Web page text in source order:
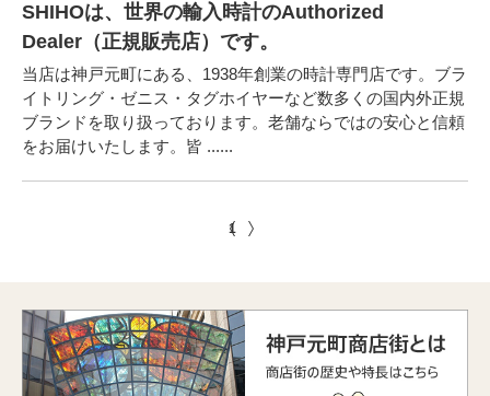
SHIHOは、世界の輸入時計のAuthorized
Dealer（正規販売店）です。
当店は神戸元町にある、1938年創業の時計専門店です。ブラ
イトリング・ゼニス・タグホイヤーなど数多くの国内外正規
ブランドを取り扱っております。老舗ならではの安心と信頼
をお届けいたします。皆 ......
1